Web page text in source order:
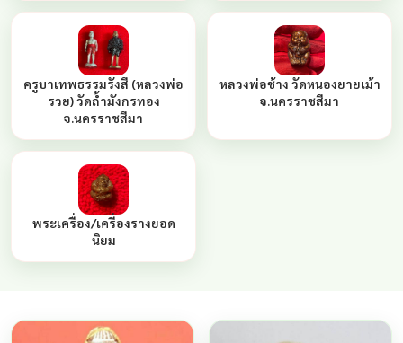
ครูบาเทพธรรมรังสี (หลวงพ่อ
รวย) วัดถ้ำมังกรทอง
จ.นครราชสีมา
หลวงพ่อช้าง วัดหนองยายเม้า
จ.นครราชสีมา
พระเครื่อง/เครื่องรางยอด
นิยม